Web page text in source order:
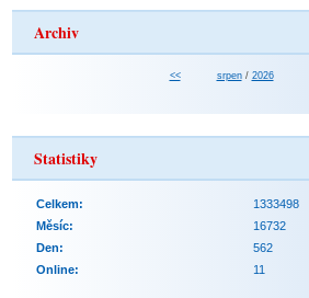
Archiv
<< srpen/ 2026
Statistiky
Online: 11
Celkem:
1333498
Měsíc:
16732
Den:
562